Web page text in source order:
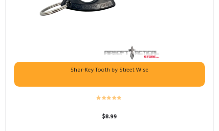
Shar-Key Tooth by Street Wise
$8.99